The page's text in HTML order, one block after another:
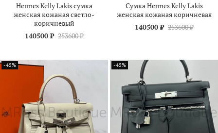
Hermes Kelly Lakis сумка
женская кожаная светло-
коричневый
140500 ₽ 253600 ₽
Сумка Hermes Kelly Lakis
женская кожаная коричневая
140500 ₽ 253600 ₽
-45% -45%